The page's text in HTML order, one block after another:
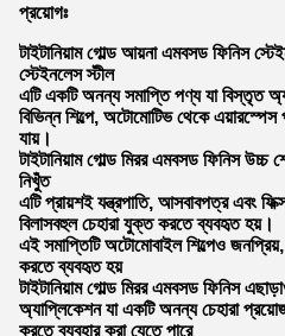
প্রয়োগঃ
টাইটানিয়াম গোল্ড আয়না এমবসড ফিনিস
স্টেইনলেস স্টীল
এটি একটি অনন্য সমাপ্তি পণ্য যা বিস্তৃত
বিভিন্ন শিল্পে, অটোমোটিভ থেকে
যায়।
টাইটানিয়াম গোল্ড মিরর এমবসড ফিনিস
নিখুঁত
এটি প্রায়শই যন্ত্রপাতি, আসবাবপত্র এবং
বিলাসবহুল চেহারা যুক্ত করতে ব্যবহৃত হয়।
এই সমাপ্তিটি অটোমোবাইল শিল্পেও
করতে ব্যবহৃত হয়
টাইটানিয়াম গোল্ড মিরর এমবসড ফিনিস
অ্যাপ্লিকেশন যা একটি অনন্য চেহারা
করতে ব্যবহার করা যেতে পারে